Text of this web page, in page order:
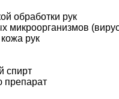
обработки рук
микроорганизмов
рук
спирт
препарат